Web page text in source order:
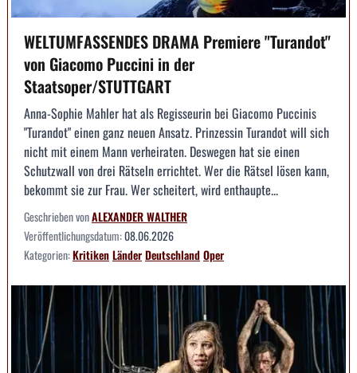
WELTUMFASSENDES DRAMA Premiere "Turandot"
von Giacomo Puccini in der
Staatsoper/STUTTGART
Anna-Sophie Mahler hat als Regisseurin bei Giacomo Puccinis
"Turandot" einen ganz neuen Ansatz. Prinzessin Turandot will sich
nicht mit einem Mann verheiraten. Deswegen hat sie einen
Schutzwall von drei Rätseln errichtet. Wer die Rätsel lösen kann,
bekommt sie zur Frau. Wer scheitert, wird enthaupte...
Geschrieben vonALEXANDER WALTHER
Veröffentlichungsdatum:08.06.2026
Kategorien:KritikenLänderDeutschlandOper